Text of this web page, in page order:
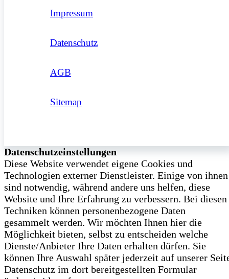
Impressum
Datenschutz
AGB
Sitemap
Datenschutzeinstellungen
Diese Website verwendet eigene Cookies und
Technologien externer Dienstleister. Einige von ihnen
sind notwendig, während andere uns helfen, diese
Website und Ihre Erfahrung zu verbessern. Bei diesen
Techniken können personenbezogene Daten
gesammelt werden. Wir möchten Ihnen hier die
Möglichkeit bieten, selbst zu entscheiden welche
Dienste/­Anbieter Ihre Daten erhalten dürfen. Sie
können Ihre Auswahl später jederzeit auf unserer
Datenschutz im dort bereitgestellten Formular